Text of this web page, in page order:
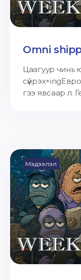
Omni
Цаагуур чинь
гээ явсаар л.
Мэдээлэл